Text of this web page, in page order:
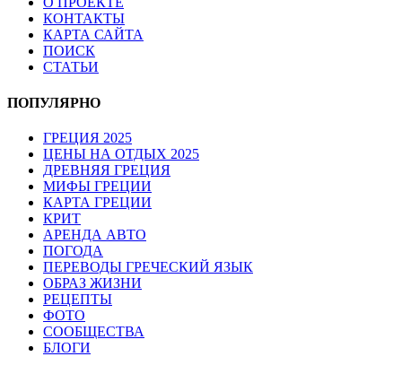
КОНТАКТЫ
КАРТА САЙТА
ПОИСК
СТАТЬИ
ПОПУЛЯРНО
ГРЕЦИЯ 2025
ЦЕНЫ НА ОТДЫХ 2025
ДРЕВНЯЯ ГРЕЦИЯ
МИФЫ ГРЕЦИИ
КАРТА ГРЕЦИИ
КРИТ
АРЕНДА АВТО
ПОГОДА
ПЕРЕВОДЫ ГРЕЧЕСКИЙ ЯЗЫК
ОБРАЗ ЖИЗНИ
РЕЦЕПТЫ
ФОТО
СООБЩЕСТВА
БЛОГИ